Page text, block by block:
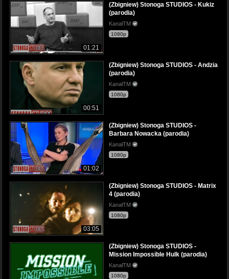
01:21
(Zbigniew) Stonoga STUDIOS - Kukiz
(parodia)
KanałTM
1080p
00:51
(Zbigniew) Stonoga STUDIOS - Andzia
(parodia)
KanałTM
1080p
01:02
(Zbigniew) Stonoga STUDIOS -
Barbara Nowacka (parodia)
KanałTM
1080p
03:05
(Zbigniew) Stonoga STUDIOS - Matrix
4 (parodia)
KanałTM
1080p
(Zbigniew) Stonoga STUDIOS -
Mission Impossible Hulk (parodia)
KanałTM
1080p